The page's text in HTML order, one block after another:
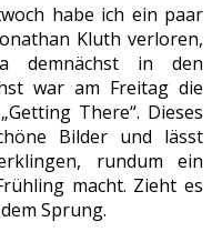
habe ich ein paar
Kluth verloren,
demnächst in den
war am Freitag die
There“. Dieses
Bilder und lässt
rundum ein
macht. Zieht es
Sprung.